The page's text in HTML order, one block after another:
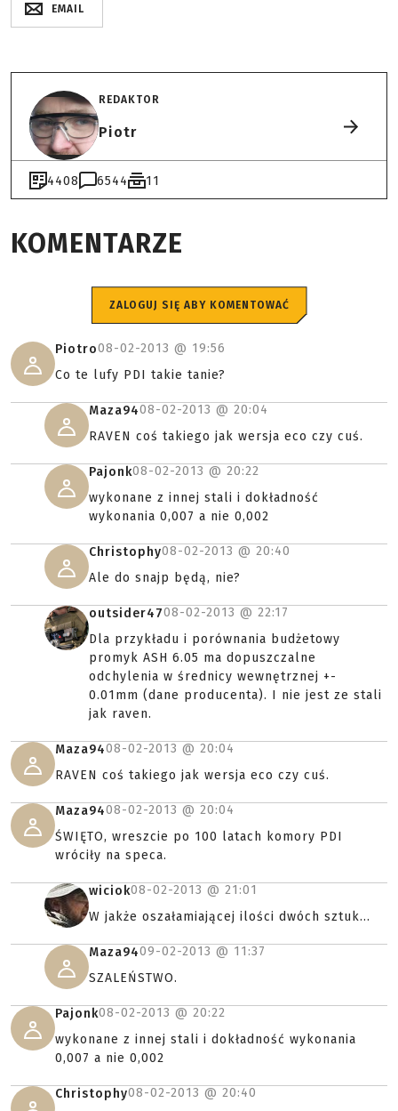
EMAIL
REDAKTOR
Piotr
4408 6544 11
KOMENTARZE
ZALOGUJ SIĘ ABY KOMENTOWAĆ
Piotro08-02-2013 @ 19:56
Co te lufy PDI takie tanie?
Maza9408-02-2013 @ 20:04
RAVEN coś takiego jak wersja eco czy cuś.
Pajonk08-02-2013 @ 20:22
wykonane z innej stali i dokładność
wykonania 0,007 a nie 0,002
Christophy08-02-2013 @ 20:40
Ale do snajp będą, nie?
outsider4708-02-2013 @ 22:17
Dla przykładu i porównania budżetowy
promyk ASH 6.05 ma dopuszczalne
odchylenia w średnicy wewnętrznej +-
0.01mm (dane producenta). I nie jest ze stali
jak raven.
Maza9408-02-2013 @ 20:04
RAVEN coś takiego jak wersja eco czy cuś.
Maza9408-02-2013 @ 20:04
ŚWIĘTO, wreszcie po 100 latach komory PDI
wróciły na speca.
wiciok08-02-2013 @ 21:01
W jakże oszałamiającej ilości dwóch sztuk...
Maza9409-02-2013 @ 11:37
SZALEŃSTWO.
Pajonk08-02-2013 @ 20:22
wykonane z innej stali i dokładność wykonania
0,007 a nie 0,002
Christophy08-02-2013 @ 20:40